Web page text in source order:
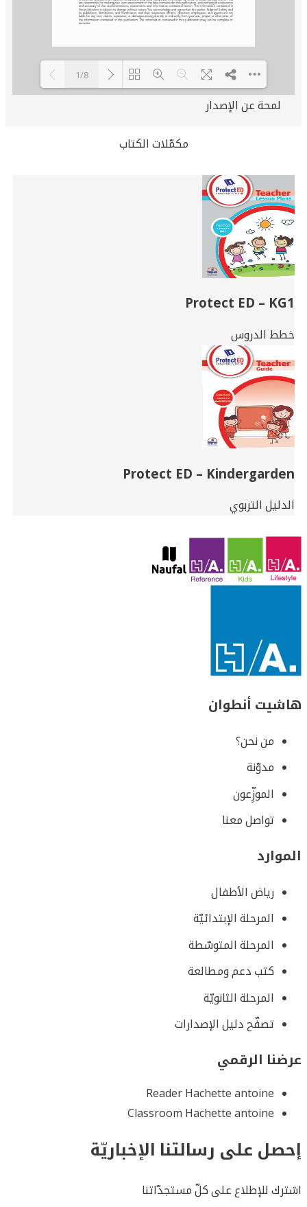
1/8
لمحة عن الإصدار
مكمّلات الكتاب
Related
Books
Protect ED – KG1
خطط الدروس
Protect ED – Kindergarden
الدليل التربوي
هاشيت أنطوان
من نحن؟
مدوّنة
الموزِّعون
تواصل معنا
الموارد
رياض الأطفال
المرحلة الإبتدائيّة
المرحلة المتوسّطة
كتب دعم ومطالعة
المرحلة الثانويّة
تصفّح دليل الإصدارات
عرضنا الرقمي
Reader Hachette antoine
Classroom Hachette antoine
إحصل على رسالتنا الإخباريّة
اشترك للإطلاع على كلّ مستجدّاتنا